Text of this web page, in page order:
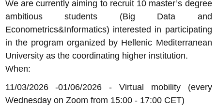
We are currently aiming to recruit 10 master’s degree
ambitious students (Big Data and
Econometrics&Informatics) interested in participating
in the program organized by Hellenic Mediterranean
University as the coordinating higher institution.
When:
11/03/2026 -01/06/2026 - Virtual mobility (every
Wednesday on Zoom from 15:00 - 17:00 CET)